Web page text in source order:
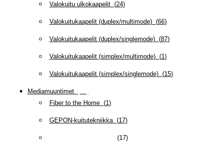
Valokuitu ulkokaapelit(24)
Valokuitukaapelit (duplex/multimode)(66)
Valokuitukaapelit (duplex/singlemode)(87)
Valokuitukaapelit (simplex/multimode)(1)
Valokuitukaapelit (simplex/singlemode)(15)
Mediamuuntimet(
Fiber to the Home(1)
GEPON-kuitutekniikka(17)
(17)